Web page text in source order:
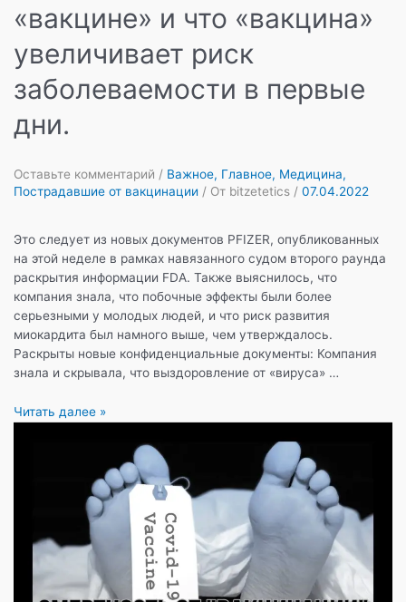
«вакцине» и что «вакцина»
увеличивает риск
заболеваемости в первые
дни.
Оставьте комментарий / Важное, Главное, Медицина,
Пострадавшие от вакцинации / От bitzetetics / 07.04.2022
Это следует из новых документов PFIZER, опубликованных
на этой неделе в рамках навязанного судом второго раунда
раскрытия информации FDA. Также выяснилось, что
компания знала, что побочные эффекты были более
серьезными у молодых людей, и что риск развития
миокардита был намного выше, чем утверждалось.
Раскрыты новые конфиденциальные документы: Компания
знала и скрывала, что выздоровление от «вируса» …
В
нуждаются
«вакцине»
Читать далее »